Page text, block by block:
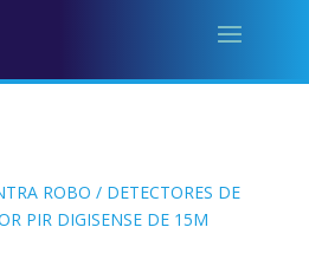
ROBO / DETECTORES DE
PIR DIGISENSE DE 15M